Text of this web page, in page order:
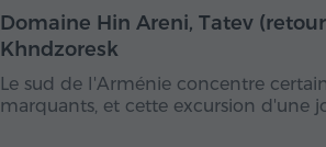
Toute la journée
Domaine Hin Areni, Tatev
Khndzoresk
Le sud de l'Arménie concentre
marquants, et cette excursion d'une